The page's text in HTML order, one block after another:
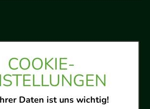
COOKIE-
Daten ist uns wichtig!